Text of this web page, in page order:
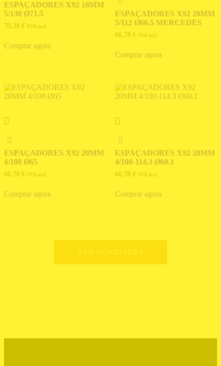
ESPAÇADORES X92 18MM
5/130 Ø71.5
70,28 € IVA incl.
Comprar agora
ESPAÇADORES X92 20MM
5/112 Ø66.5 MERCEDES
66,78 € IVA incl.
Comprar agora
ESPAÇADORES X92 20MM
4/108 Ø65
66,78 € IVA incl.
Comprar agora
ESPAÇADORES X92 20MM
4/100-114.3 Ø60.1
66,78 € IVA incl.
Comprar agora
VER NOVIDADES